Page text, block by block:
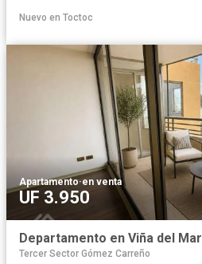
Nuevo en Toctoc
Apartamento·en venta
UF 3.950
Departamento en Viña del Mar
Tercer Sector Gómez Carreño